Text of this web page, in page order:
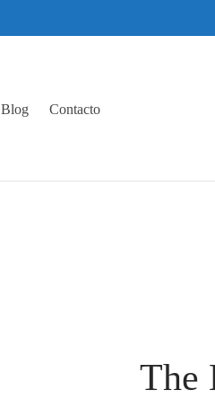
Blog Contacto
The